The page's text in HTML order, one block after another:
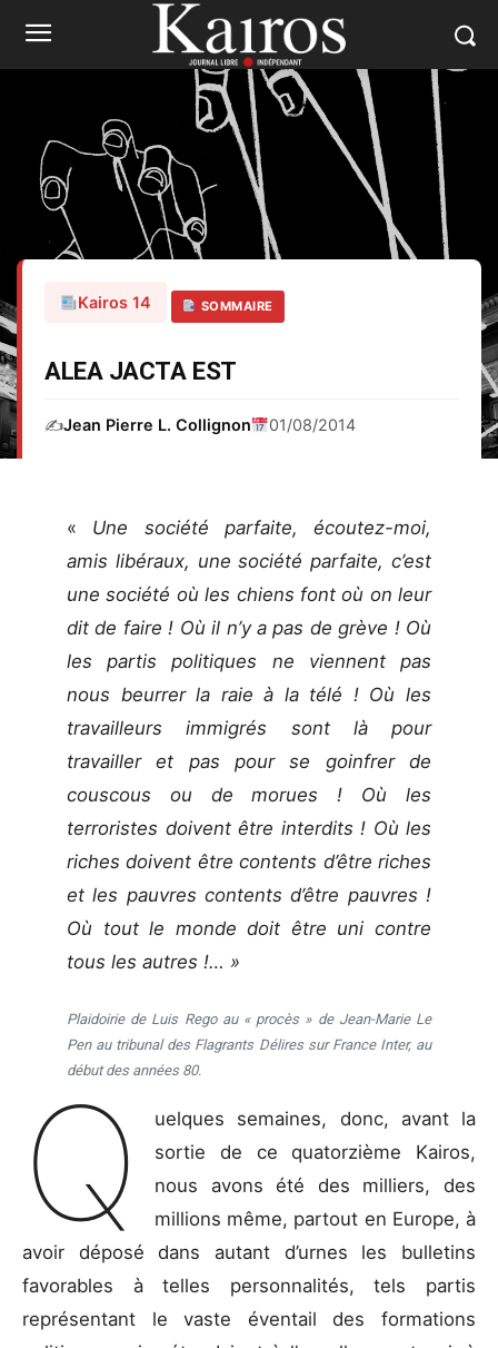
Kairos 14 SOMMAIRE
ALEA JACTA EST
✍️Jean Pierre L. Collignon 01/08/2014
« Une société parfaite, écoutez-moi,
amis libéraux, une société parfaite, c’est
une société où les chiens font où on leur
dit de faire ! Où il n’y a pas de grève ! Où
les partis politiques ne viennent pas
nous beurrer la raie à la télé ! Où les
travailleurs immigrés sont là pour
travailler et pas pour se goinfrer de
couscous ou de morues ! Où les
terroristes doivent être interdits ! Où les
riches doivent être contents d’être riches
et les pauvres contents d’être pauvres !
Où tout le monde doit être uni contre
tous les autres !… »
Plaidoirie de Luis Rego au « procès » de Jean-Marie Le
Pen au tribunal des Flagrants Délires sur France Inter, au
début des années 80.
Q
uelques semaines, donc, avant la
sortie de ce quatorzième Kairos,
nous avons été des milliers, des
millions même, partout en Europe, à
avoir déposé dans autant d’urnes les bulletins
favorables à telles personnalités, tels partis
représentant le vaste éventail des formations